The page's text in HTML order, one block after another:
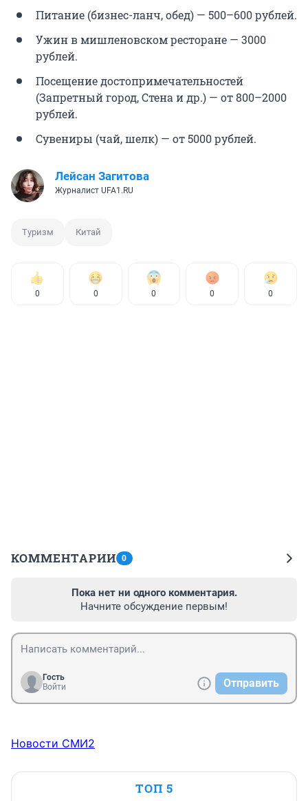
Питание (бизнес-ланч, обед) — 500–600 рублей.
Ужин в мишленовском ресторане — 3000
рублей.
Посещение достопримечательностей
(Запретный город, Стена и др.) — от 800–2000
рублей.
Сувениры (чай, шелк) — от 5000 рублей.
Лейсан Загитова
Журналист UFA1.RU
Туризм Китай
0 0 0 0 0
КОММЕНТАРИИ 0
Пока нет ни одного комментария.
Начните обсуждение первым!
Гость
Войти
Отправить
Новости СМИ2
ТОП 5